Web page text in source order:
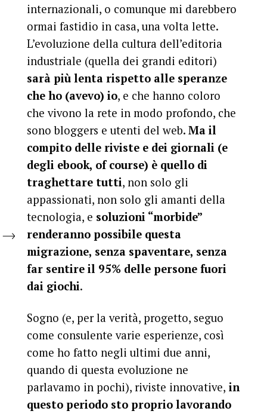
internazionali, o comunque mi darebbero
ormai fastidio in casa, una volta lette.
L’evoluzione della cultura dell’editoria
industriale (quella dei grandi editori)
sarà più lenta rispetto alle speranze
che ho (avevo) io, e che hanno coloro
che vivono la rete in modo profondo, che
sono bloggers e utenti del web. Ma il
compito delle riviste e dei giornali (e
degli ebook, of course) è quello di
traghettare tutti, non solo gli
appassionati, non solo gli amanti della
tecnologia, e soluzioni “morbide”
renderanno possibile questa
migrazione, senza spaventare, senza
far sentire il 95% delle persone fuori
dai giochi.
Sogno (e, per la verità, progetto, seguo
come consulente varie esperienze, così
come ho fatto negli ultimi due anni,
quando di questa evoluzione ne
parlavamo in pochi), riviste innovative, in
questo periodo sto proprio lavorando